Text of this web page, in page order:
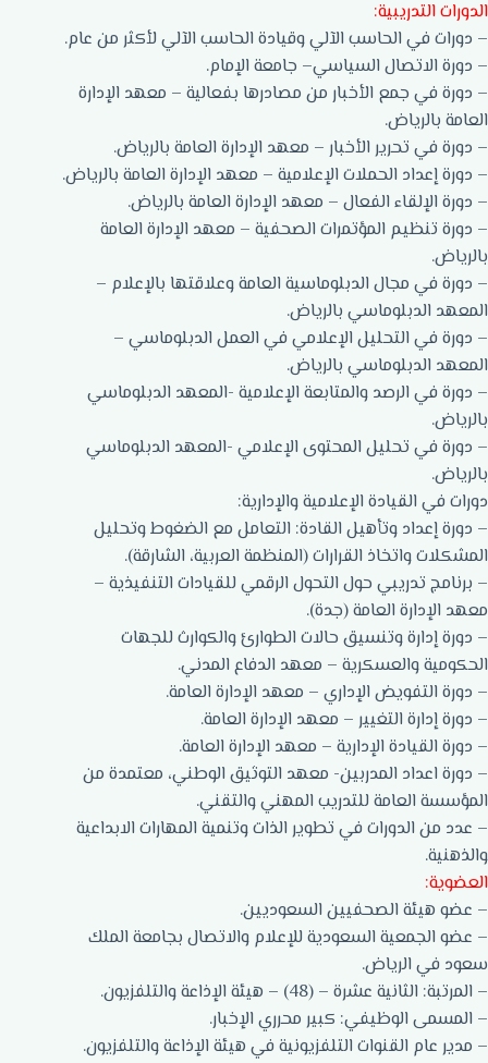
الدورات التدريبية:
– دورات في الحاسب الآلي وقيادة الحاسب الآلي لأكثر من عام.
– دورة الاتصال السياسي– جامعة الإمام.
– دورة في جمع الأخبار من مصادرها بفعالية – معهد الإدارة
العامة بالرياض.
– دورة في تحرير الأخبار – معهد الإدارة العامة بالرياض.
– دورة إعداد الحملات الإعلامية – معهد الإدارة العامة بالرياض.
– دورة الإلقاء الفعال – معهد الإدارة العامة بالرياض.
– دورة تنظيم المؤتمرات الصحفية – معهد الإدارة العامة
بالرياض.
– دورة في مجال الدبلوماسية العامة وعلاقتها بالإعلام –
المعهد الدبلوماسي بالرياض.
– دورة في التحليل الإعلامي في العمل الدبلوماسي –
المعهد الدبلوماسي بالرياض.
– دورة في الرصد والمتابعة الإعلامية -المعهد الدبلوماسي
بالرياض.
– دورة في تحليل المحتوى الإعلامي -المعهد الدبلوماسي
بالرياض.
دورات في القيادة الإعلامية والإدارية:
– دورة إعداد وتأهيل القادة: التعامل مع الضغوط وتحليل
المشكلات واتخاذ القرارات (المنظمة العربية، الشارقة).
– برنامج تدريبي حول التحول الرقمي للقيادات التنفيذية –
معهد الإدارة العامة (جدة).
– دورة إدارة وتنسيق حالات الطوارئ والكوارث للجهات
الحكومية والعسكرية – معهد الدفاع المدني.
– دورة التفويض الإداري – معهد الإدارة العامة.
– دورة إدارة التغيير – معهد الإدارة العامة.
– دورة القيادة الإدارية – معهد الإدارة العامة.
– دورة اعداد المدربين- معهد التوثيق الوطني، معتمدة من
المؤسسة العامة للتدريب المهني والتقني.
– عدد من الدورات في تطوير الذات وتنمية المهارات الابداعية
والذهنية.
العضوية:
– عضو هيئة الصحفيين السعوديين.
– عضو الجمعية السعودية للإعلام والاتصال بجامعة الملك
سعود في الرياض.
– المرتبة: الثانية عشرة – (48) – هيئة الإذاعة والتلفزيون.
– المسمى الوظيفي: كبير محرري الإخبار.
– مدير عام القنوات التلفزيونية في هيئة الإذاعة والتلفزيون.